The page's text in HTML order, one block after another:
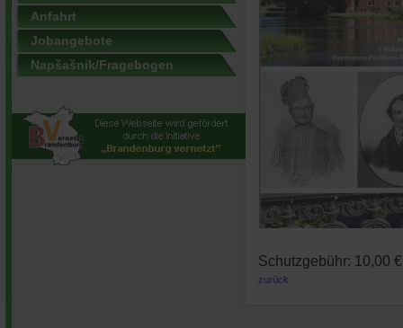
Anfahrt
Jobangebote
Napšašnik/Fragebogen
Schutzgebühr: 10,00 €
zurück